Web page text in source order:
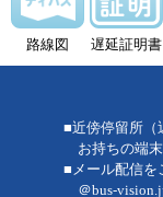
路線図 遅延証明書
■近傍停留所（
お持ちの端末
■メール配信を
＠bus-